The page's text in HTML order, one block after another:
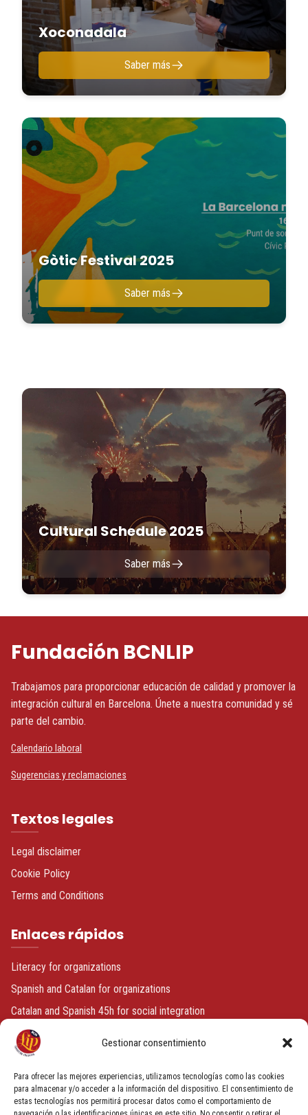
Gestionar consentimiento
Para ofrecer las mejores experiencias, utilizamos tecnologías como las cookies
para almacenar y/o acceder a la información del dispositivo. El consentimiento de
estas tecnologías nos permitirá procesar datos como el comportamiento de
Xoconadala
Saber más
Gòtic Festival 2025
Saber más
Cultural Schedule 2025
Saber más
Fundación BCNLIP
Trabajamos para proporcionar educación de calidad y promover la
integración cultural en Barcelona. Únete a nuestra comunidad y sé
parte del cambio.
Calendario laboral
Sugerencias y reclamaciones
Textos legales
Legal disclaimer
Cookie Policy
Terms and Conditions
Enlaces rápidos
Literacy for organizations
Spanish and Catalan for organizations
Catalan and Spanish 45h for social integration
Spanish or Catalan + volunteering
Contacto
info@fundacionbcnlip.com